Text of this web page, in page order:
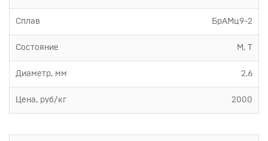
Сплав БрАМц9-2
Состояние М, Т
Диаметр, мм 2,6
Цена, руб/кг 2000